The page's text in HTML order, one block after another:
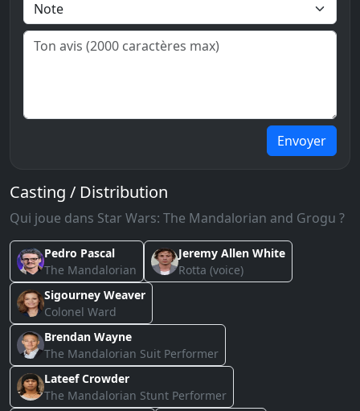
Envoyer
Casting / Distribution
Qui joue dans Star Wars: The Mandalorian and Grogu ?
Pedro Pascal
The Mandalorian
Jeremy Allen White
Rotta (voice)
Sigourney Weaver
Colonel Ward
Brendan Wayne
The Mandalorian Suit Performer
Lateef Crowder
The Mandalorian Stunt Performer